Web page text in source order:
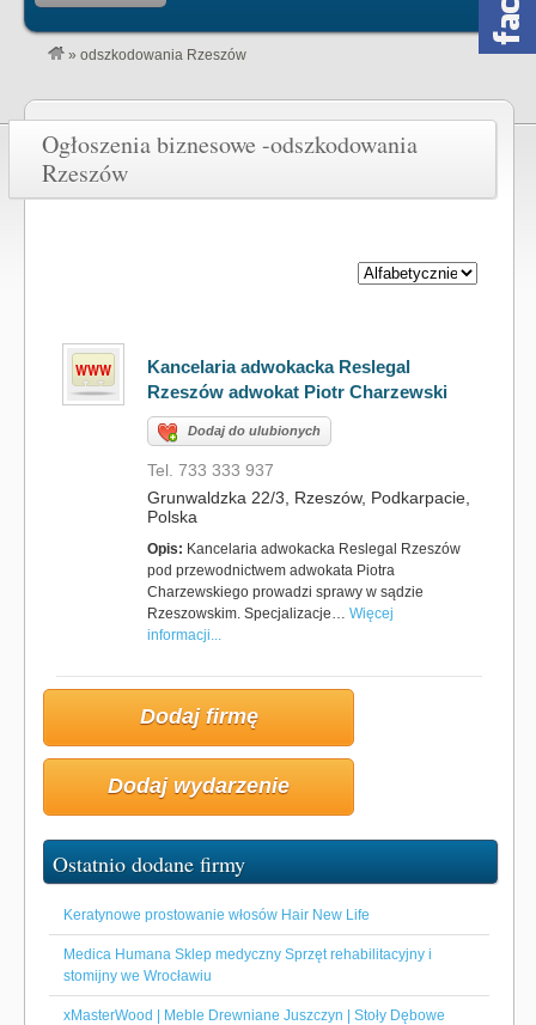
» odszkodowania Rzeszów
Ogłoszenia biznesowe -odszkodowania
Rzeszów
Kancelaria adwokacka Reslegal
Rzeszów adwokat Piotr Charzewski
Dodaj do ulubionych
Tel. 733 333 937
Grunwaldzka 22/3, Rzeszów, Podkarpacie,
Polska
Opis: Kancelaria adwokacka Reslegal Rzeszów
pod przewodnictwem adwokata Piotra
Charzewskiego prowadzi sprawy w sądzie
Rzeszowskim. Specjalizacje… Więcej
informacji...
Dodaj firmę
Dodaj wydarzenie
Ostatnio dodane firmy
Keratynowe prostowanie włosów Hair New Life
Medica Humana Sklep medyczny Sprzęt rehabilitacyjny i
stomijny we Wrocławiu
xMasterWood | Meble Drewniane Juszczyn | Stoły Dębowe